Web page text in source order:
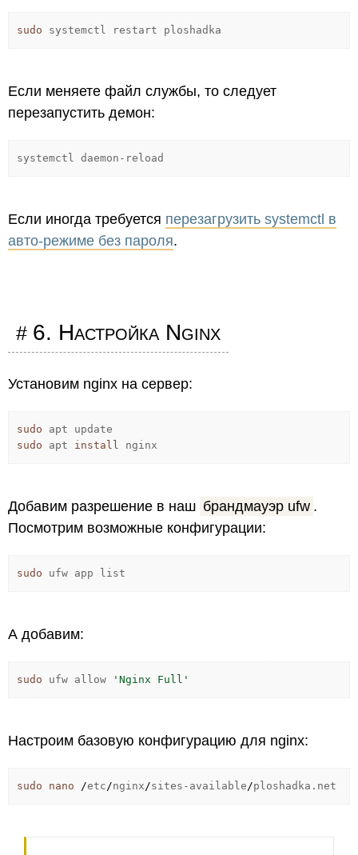
sudo systemctl restart ploshadka
Если меняете файл службы, то следует
перезапустить демон:
systemctl daemon-reload
Если иногда требуется перезагрузить systemctl в
авто-режиме без пароля.
6. Настройка Nginx
Установим nginx на сервер:
sudo apt update
sudo apt install nginx
Добавим разрешение в наш брандмауэр ufw .
Посмотрим возможные конфигурации:
sudo ufw app list
А добавим:
sudo ufw allow 'Nginx Full'
Настроим базовую конфигурацию для nginx:
sudo nano /etc/nginx/sites-available/ploshadka.net